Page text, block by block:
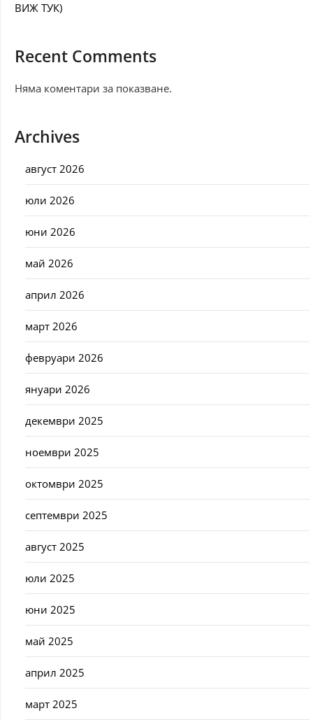
ВИЖ ТУК)
Recent Comments
Няма коментари за показване.
Archives
август 2026
юли 2026
юни 2026
май 2026
април 2026
март 2026
февруари 2026
януари 2026
декември 2025
ноември 2025
октомври 2025
септември 2025
август 2025
юли 2025
юни 2025
май 2025
април 2025
март 2025